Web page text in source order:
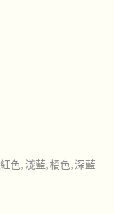
紅色, 淺藍, 橘色, 深藍